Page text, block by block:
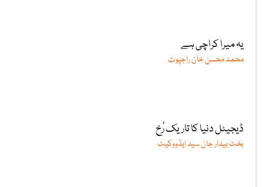
یہ میرا کراچی ہے
محمد محسن خان راجپوت
ڈیجیٹل دنیا کا تاریک رُخ
بخت بیدار جان سید ایڈووکیٹ